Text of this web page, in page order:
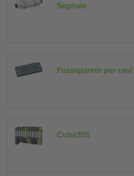
Segnale
Passaparete per cavi
Cube20S